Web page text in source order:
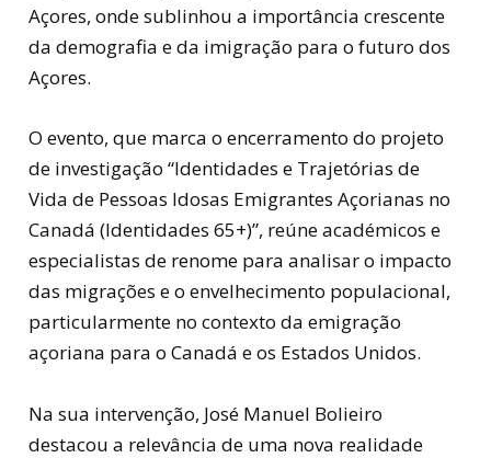
Açores, onde sublinhou a importância crescente
da demografia e da imigração para o futuro dos
Açores.
O evento, que marca o encerramento do projeto
de investigação “Identidades e Trajetórias de
Vida de Pessoas Idosas Emigrantes Açorianas no
Canadá (Identidades 65+)”, reúne académicos e
especialistas de renome para analisar o impacto
das migrações e o envelhecimento populacional,
particularmente no contexto da emigração
açoriana para o Canadá e os Estados Unidos.
Na sua intervenção, José Manuel Bolieiro
destacou a relevância de uma nova realidade